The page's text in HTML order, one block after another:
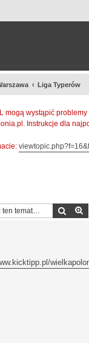
Liga Typerów
mogą wystąpić
Instrukcje dla
Szukaj